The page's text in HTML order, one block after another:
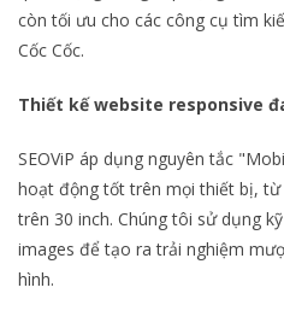
còn tối ưu cho các công cụ tìm
Cốc Cốc.
Thiết kế website responsive
SEOViP áp dụng nguyên tắc
hoạt động tốt trên mọi thiết bị,
trên 30 inch. Chúng tôi sử dụng
images để tạo ra trải nghiệm
hình.